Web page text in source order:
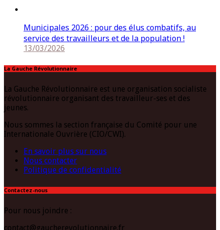
Municipales 2026 : pour des élus combatifs, au
service des travailleurs et de la population !
13/03/2026
La Gauche Révolutionnaire
La Gauche Révolutionnaire est une organisation socialiste
révolutionnaire organisant des travailleur-ses et des
jeunes.
Nous sommes la section française du Comité pour une
Internationale Ouvrière (CIO/CWI).
En savoir plus sur nous
Nous contacter
Politique de confidentialité
Contactez-nous
Pour nous joindre :
contact@gaucherevolutionnaire.fr